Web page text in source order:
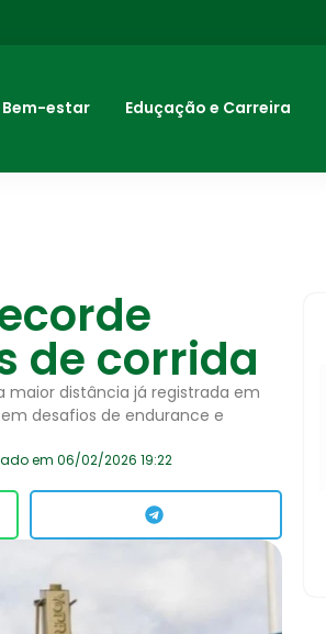
Bem-estar Eduçação e Carreira
de corrida
maior distância já registrada em
desafios de endurance e
em 06/02/2026 19:22